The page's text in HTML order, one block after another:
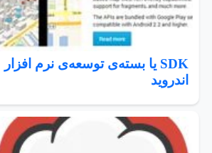
SDK یا بسته‌ی توسعه‌ی نرم افزار
اندروید